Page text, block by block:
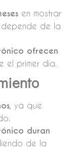
en mostrar
de la
ofrecen
el primer día.
, ya que
duran
de la